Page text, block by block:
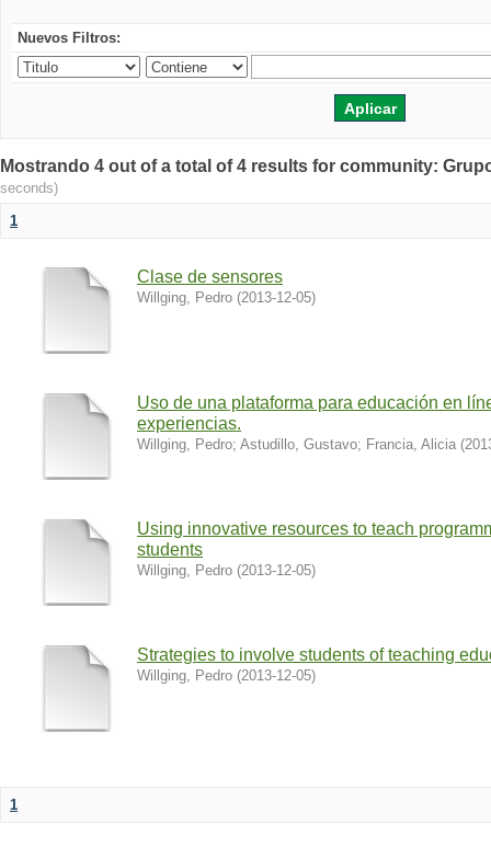
Nuevos Filtros:
Mostrando 4 out of a total of 4 results for community:
seconds)
1
Clase de sensores
Willging, Pedro (2013-12-05)
Uso de una plataforma para educación en
experiencias.
Willging, Pedro; Astudillo, Gustavo; Francia, Alicia (
Using innovative resources to teach
students
Willging, Pedro (2013-12-05)
Strategies to involve students of teaching
Willging, Pedro (2013-12-05)
1